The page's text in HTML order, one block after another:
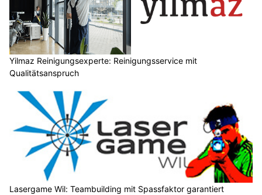
Yilmaz Reinigungsexperte: Reinigungsservice mit
Qualitätsanspruch
Lasergame Wil: Teambuilding mit Spassfaktor garantiert